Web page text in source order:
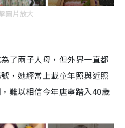
圖片放大
了兩子人母，但外界一直都
，她經常上載童年照與近照
難以相信今年唐寧踏入40歲